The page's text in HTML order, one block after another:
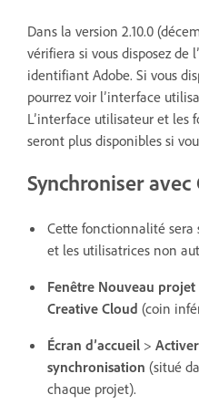
Dans la version 2.10.0
vérifiera si vous disposez de
identifiant Adobe. Si vous
pourrez voir l’interface
L’interface utilisateur et les
seront plus disponibles si
Synchroniser
Cette fonctionnalité sera
et les utilisatrices non
Fenêtre Nouveau projet
Creative Cloud (coin
Écran d’accueil >
synchronisation (situé
chaque projet).